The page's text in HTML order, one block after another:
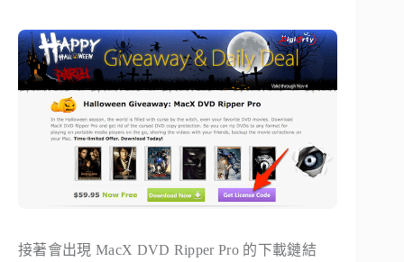
接著會出現 MacX DVD Ripper Pro 的下載鏈結